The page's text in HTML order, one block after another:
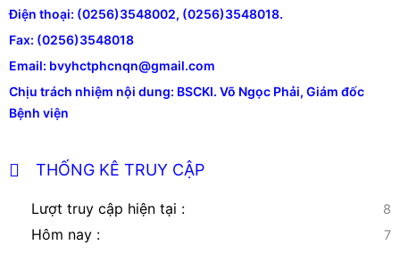
Điện thoại: (0256)3548002, (0256)3548018.
Fax: (0256)3548018
Email: bvyhctphcnqn@gmail.com
Chịu trách nhiệm nội dung: BSCKI. Võ Ngọc Phải, Giám đốc
Bệnh viện
THỐNG KÊ TRUY CẬP
Lượt truy cập hiện tại : 8
Hôm nay : 7